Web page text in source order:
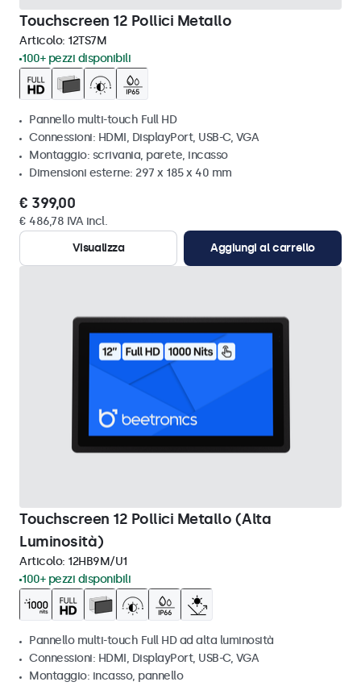
Touchscreen 12 Pollici Metallo
Articolo: 12TS7M
100+ pezzi disponibili
Pannello multi-touch Full HD
Connessioni: HDMI, DisplayPort, USB-C, VGA
Montaggio: scrivania, parete, incasso
Dimensioni esterne: 297 x 185 x 40 mm
€ 399,00
€ 486,78 IVA incl.
Visualizza
Aggiungi al carrello
Touchscreen 12 Pollici Metallo (Alta
Luminosità)
Articolo: 12HB9M/U1
100+ pezzi disponibili
Pannello multi-touch Full HD ad alta luminosità
Connessioni: HDMI, DisplayPort, USB-C, VGA
Montaggio: incasso, pannello